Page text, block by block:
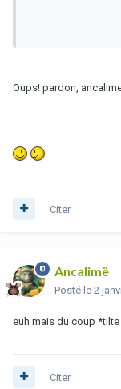
Oups! pardon,
Citer
Ancalimë
Posté le 2
euh mais du coup
Citer